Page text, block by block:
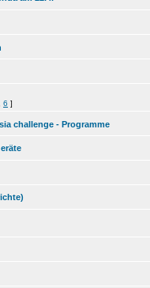
6 ]
challenge - Programme